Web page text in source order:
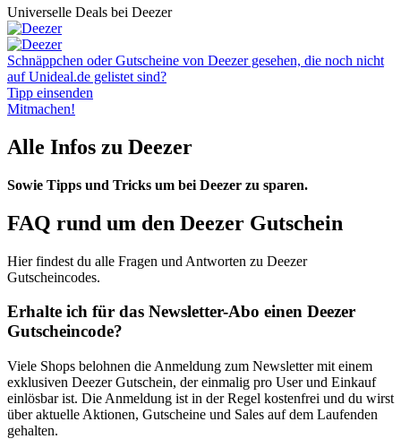
Universelle Deals bei Deezer
Schnäppchen oder Gutscheine von Deezer gesehen, die noch nicht
auf Unideal.de gelistet sind?
Tipp einsenden
Mitmachen!
Alle Infos zu Deezer
Sowie Tipps und Tricks um bei Deezer zu sparen.
FAQ rund um den Deezer Gutschein
Hier findest du alle Fragen und Antworten zu Deezer
Gutscheincodes.
Erhalte ich für das Newsletter-Abo einen Deezer
Gutscheincode?
Viele Shops belohnen die Anmeldung zum Newsletter mit einem
exklusiven Deezer Gutschein, der einmalig pro User und Einkauf
einlösbar ist. Die Anmeldung ist in der Regel kostenfrei und du wirst
über aktuelle Aktionen, Gutscheine und Sales auf dem Laufenden
gehalten.